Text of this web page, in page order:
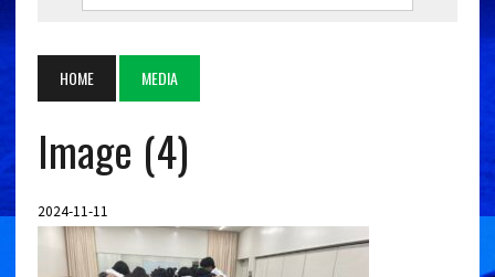
HOME MEDIA
Image (4)
2024-11-11